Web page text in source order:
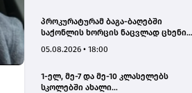
პროკურატურამ ბაგა-ბაღებში
საქონლის ხორცის ნაცვლად ცხენის
ბრალდება წარუდგინა
05.08.2026 • 18:00
1-ელ, მე-7 და მე-10 კლასელებს
სკოლებში ახალი